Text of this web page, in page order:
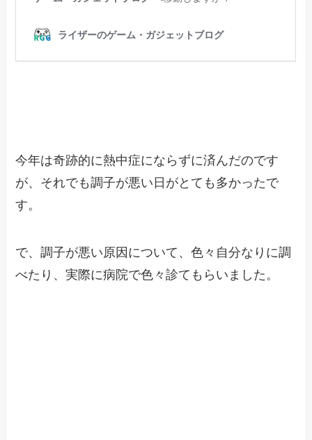
今年は奇跡的に熱中症にならずに済んだのです
が、それでも調子が悪い日がとても多かったで
す。
で、調子が悪い原因について、色々自分なりに調
べたり、実際に病院で色々診てもらいました。